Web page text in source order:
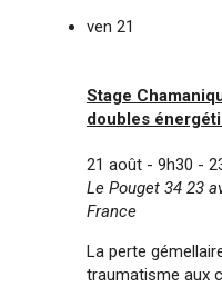
ven 21
Stage
doubles
21 août - 9h30 -
Le Pouget 34 23
France
La perte
traumatisme aux